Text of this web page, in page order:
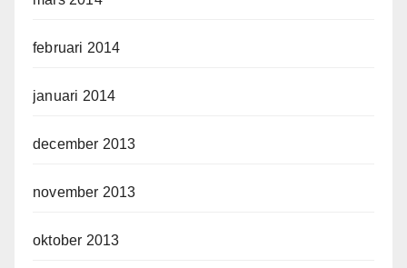
februari 2014
januari 2014
december 2013
november 2013
oktober 2013